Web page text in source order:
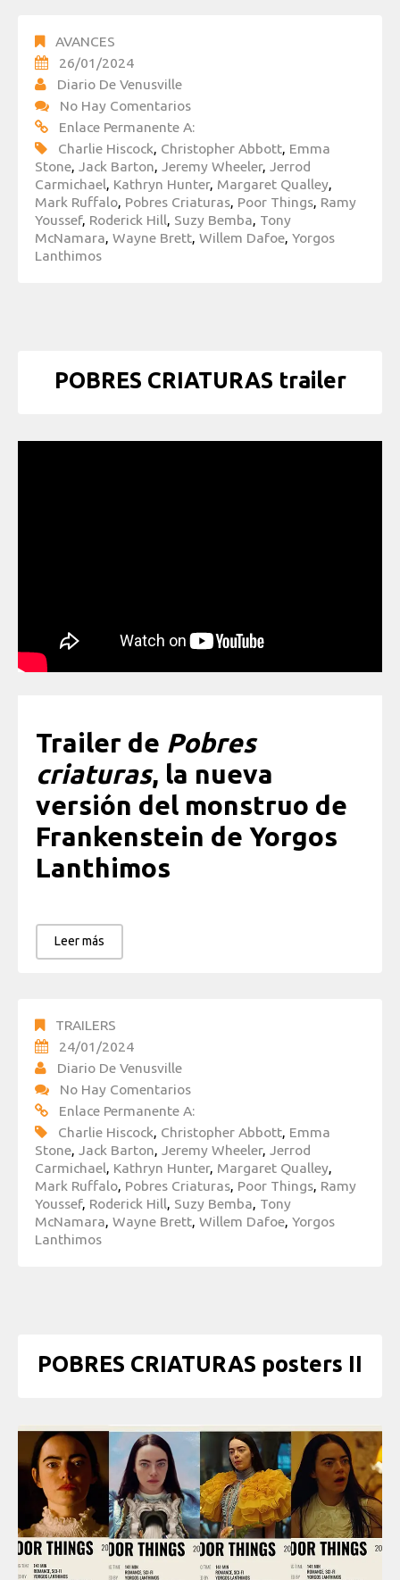
AVANCES
26/01/2024
Diario De Venusville
No Hay Comentarios
Enlace Permanente A:
Charlie Hiscock, Christopher Abbott, Emma
Stone, Jack Barton, Jeremy Wheeler, Jerrod
Carmichael, Kathryn Hunter, Margaret Qualley,
Mark Ruffalo, Pobres Criaturas, Poor Things, Ramy
Youssef, Roderick Hill, Suzy Bemba, Tony
McNamara, Wayne Brett, Willem Dafoe, Yorgos
Lanthimos
POBRES CRIATURAS trailer
Trailer de Pobres
criaturas, la nueva
versión del monstruo de
Frankenstein de Yorgos
Lanthimos
Leer más
TRAILERS
24/01/2024
Diario De Venusville
No Hay Comentarios
Enlace Permanente A:
Charlie Hiscock, Christopher Abbott, Emma
Stone, Jack Barton, Jeremy Wheeler, Jerrod
Carmichael, Kathryn Hunter, Margaret Qualley,
Mark Ruffalo, Pobres Criaturas, Poor Things, Ramy
Youssef, Roderick Hill, Suzy Bemba, Tony
McNamara, Wayne Brett, Willem Dafoe, Yorgos
Lanthimos
POBRES CRIATURAS posters II